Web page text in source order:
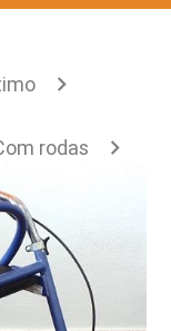
rodas
Rehab